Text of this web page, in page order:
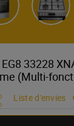
33228
(Multi-
Liste d'envies